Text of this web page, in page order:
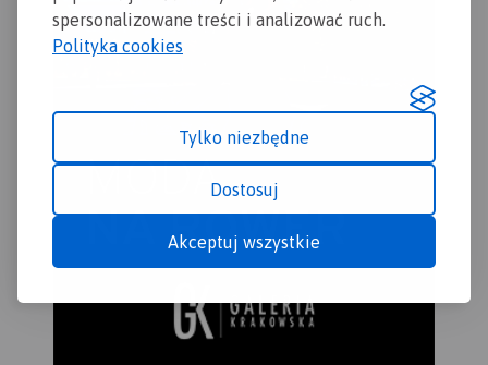
spersonalizowane treści i analizować ruch.
Polityka cookies
Tylko niezbędne
Dostosuj
Akceptuj wszystkie